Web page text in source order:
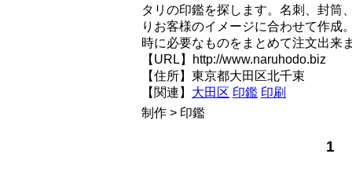
タリの印鑑を探します。名刺、封筒
りお客様のイメージに合わせて作成
時に必要なものをまとめて注文出来
【URL】http://www.naruhodo.biz
【住所】東京都大田区北千束
【関連】 大田区 印鑑 印刷
制作 > 印鑑
1